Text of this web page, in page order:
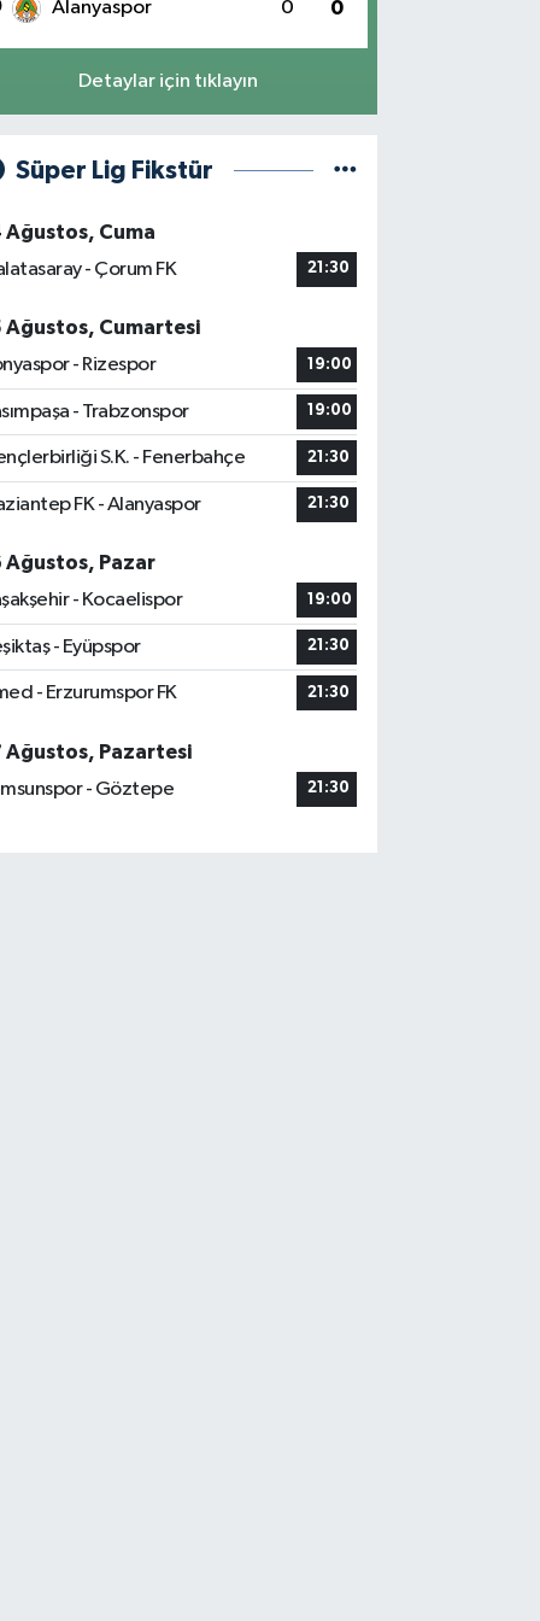
Alanyaspor 0 0
Detaylar için tıklayın
Süper Lig Fikstür
Ağustos, Cuma
- Çorum FK
21:30
Ağustos, Cumartesi
- Rizespor
19:00
- Trabzonspor 19:00
S.K. - Fenerbahçe 21:30
FK - Alanyaspor 21:30
Ağustos, Pazar
- Kocaelispor
19:00
- Eyüpspor 21:30
- Erzurumspor FK 21:30
Ağustos, Pazartesi
- Göztepe
21:30